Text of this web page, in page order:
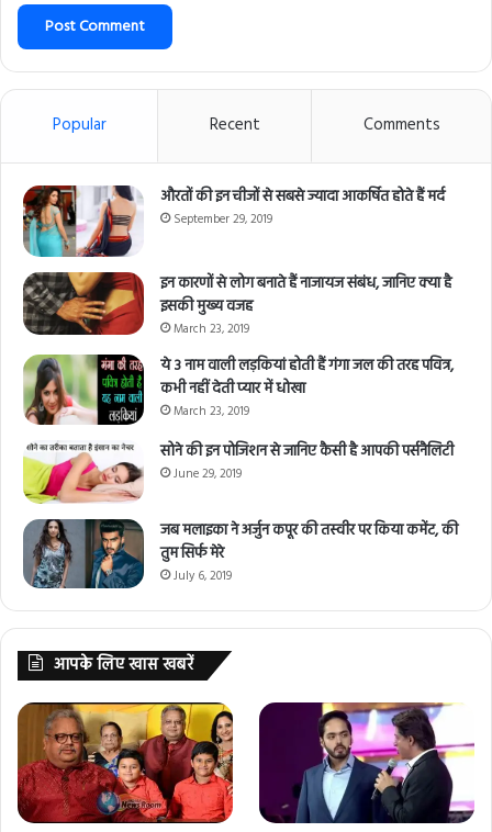
Popular Recent Comments
औरतों की इन चीजों से सबसे ज्यादा आकर्षित होते हैं मर्द
September 29, 2019
इन कारणों से लोग बनाते हैं नाजायज संबंध, जानिए क्या है
इसकी मुख्य वजह
March 23, 2019
ये 3 नाम वाली लड़कियां होती हैं गंगा जल की तरह पवित्र,
कभी नहीं देती प्यार में धोखा
March 23, 2019
सोने की इन पोजिशन से जानिए कैसी है आपकी पर्सनैलिटी
June 29, 2019
जब मलाइका ने अर्जुन कपूर की तस्वीर पर किया कमेंट, की
तुम सिर्फ मेरे
July 6, 2019
आपके लिए खास खबरें